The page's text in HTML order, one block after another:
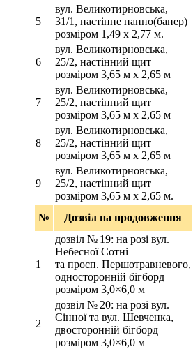
5
вул. Великотирновська,
31/1, настінне панно(банер)
розміром 1,49 х 2,77 м.
6
вул. Великотирновська,
25/2, настінний щит
розміром 3,65 м х 2,65 м
7
вул. Великотирновська,
25/2, настінний щит
розміром 3,65 м х 2,65 м
8
вул. Великотирновська,
25/2, настінний щит
розміром 3,65 м х 2,65 м
9
вул. Великотирновська,
25/2, настінний щит
розміром 3,65 м х 2,65 м.
№ Дозвіл на продовження
1
дозвіл № 19: на розі вул.
Небесної Сотні
та просп. Першотравневого,
односторонній бігборд
розміром 3,0×6,0 м
2
дозвіл № 20: на розі вул.
Сінної та вул. Шевченка,
двосторонній бігборд
розміром 3,0×6,0 м